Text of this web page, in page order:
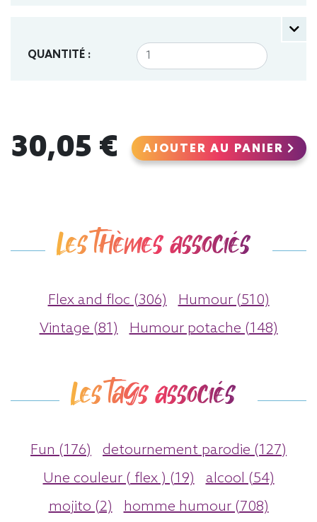
QUANTITÉ :
30,05 € AJOUTER AU PANIER
Les thèmes associés
Flex and floc (306)
Humour (510)
Vintage (81)
Humour potache (148)
Les tags associés
Fun (176)
detournement parodie (127)
Une couleur ( flex ) (19)
alcool (54)
mojito (2)
homme humour (708)